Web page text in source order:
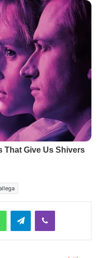
WhatsAppTelegramViber